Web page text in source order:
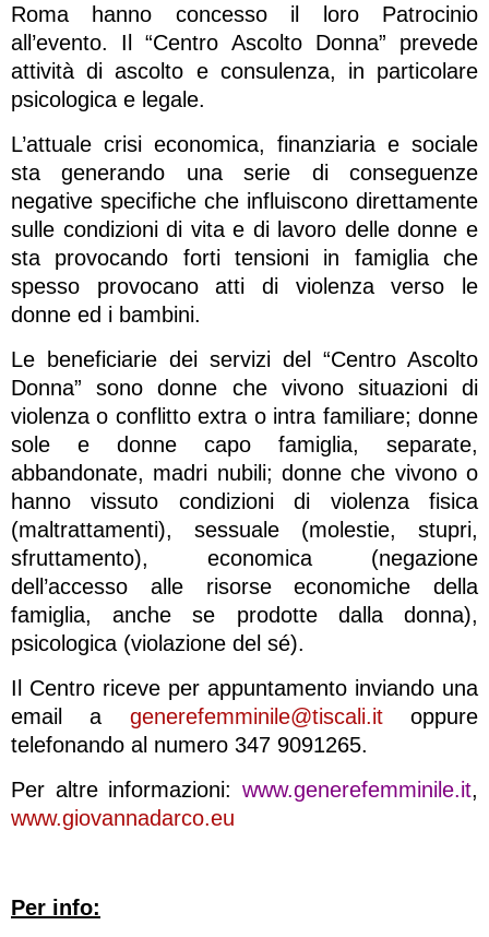
Roma hanno concesso il loro Patrocinio
all’evento. Il “Centro Ascolto Donna” prevede
attività di ascolto e consulenza, in particolare
psicologica e legale.
L’attuale crisi economica, finanziaria e sociale
sta generando una serie di conseguenze
negative specifiche che influiscono direttamente
sulle condizioni di vita e di lavoro delle donne e
sta provocando forti tensioni in famiglia che
spesso provocano atti di violenza verso le
donne ed i bambini.
Le beneficiarie dei servizi del “Centro Ascolto
Donna” sono donne che vivono situazioni di
violenza o conflitto extra o intra familiare; donne
sole e donne capo famiglia, separate,
abbandonate, madri nubili; donne che vivono o
hanno vissuto condizioni di violenza fisica
(maltrattamenti), sessuale (molestie, stupri,
sfruttamento), economica (negazione
dell’accesso alle risorse economiche della
famiglia, anche se prodotte dalla donna),
psicologica (violazione del sé).
Il Centro riceve per appuntamento inviando una
email a generefemminile@tiscali.itoppure
telefonando al numero 347 9091265.
Per altre informazioni: www.generefemminile.it,
www.giovannadarco.eu
Per info: